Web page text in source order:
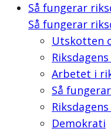
Så fungerar
Så fungerar
Utskotten
Arbetet i
Så
Demokrati